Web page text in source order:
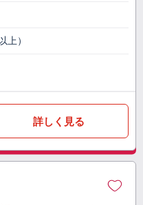
上）
詳しく見る